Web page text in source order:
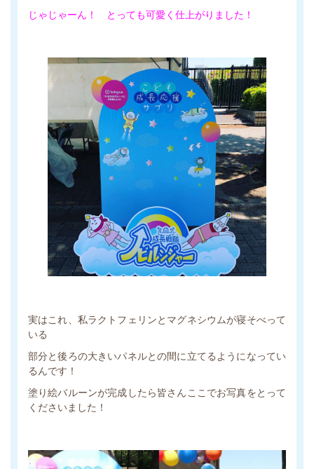
じゃじゃーん！ とっても可愛く仕上がりました！
実はこれ、私ラクトフェリンとマグネシウムが寝そべって
いる
部分と後ろの大きいパネルとの間に立てるようになってい
るんです！
塗り絵バルーンが完成したら皆さんここでお写真をとって
くださいました！